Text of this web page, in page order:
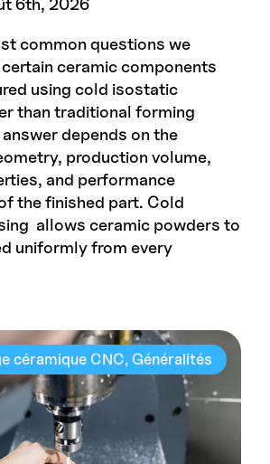
common questions we
ceramic components
using cold isostatic
than traditional forming
depends on the
production volume,
and performance
the finished part. Cold
allows ceramic powders to
uniformly from every
céramique CNC Généralités